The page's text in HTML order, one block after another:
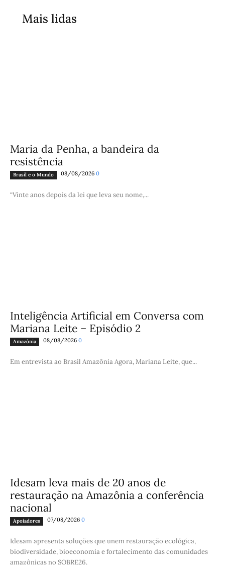
Mais lidas
Maria da Penha, a bandeira da
resistência
Brasil e o Mundo 08/08/2026 0
“Vinte anos depois da lei que leva seu nome,...
Inteligência Artificial em Conversa com
Mariana Leite – Episódio 2
Amazônia 08/08/2026 0
Em entrevista ao Brasil Amazônia Agora, Mariana Leite, que...
Idesam leva mais de 20 anos de
restauração na Amazônia a conferência
nacional
Apoiadores 07/08/2026 0
Idesam apresenta soluções que unem restauração ecológica,
biodiversidade, bioeconomia e fortalecimento das comunidades
amazônicas no SOBRE26.